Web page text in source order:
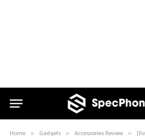
Home » Gadgets » Accessories Review » [Review]